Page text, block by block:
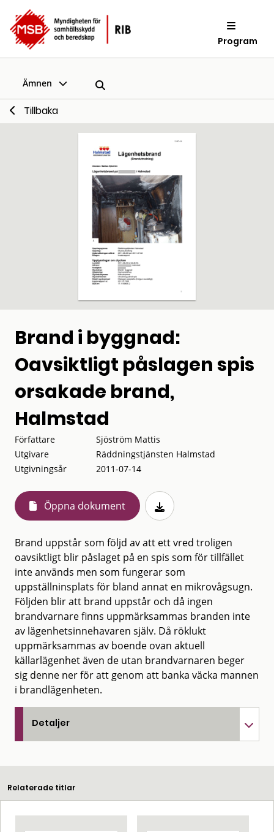
Program
Ämnen
Tillbaka
Brand i byggnad:
Oavsiktligt påslagen spis
orsakade brand,
Halmstad
Författare
Sjöström Mattis
Utgivare
Räddningstjänsten Halmstad
Utgivningsår
2011-07-14
Öppna dokument
Brand uppstår som följd av att ett vred troligen
oavsiktligt blir påslaget på en spis som för tillfället
inte används men som fungerar som
uppställninsplats för bland annat en mikrovågsugn.
Följden blir att brand uppstår och då ingen
brandvarnare finns uppmärksammas branden inte
av lägenhetsinnehavaren själv. Då röklukt
uppmärksammas av boende ovan aktuell
källarlägenhet även de utan brandvarnaren beger
sig denne ner för att genom att banka väcka mannen
i brandlägenheten.
Detaljer
Relaterade titlar